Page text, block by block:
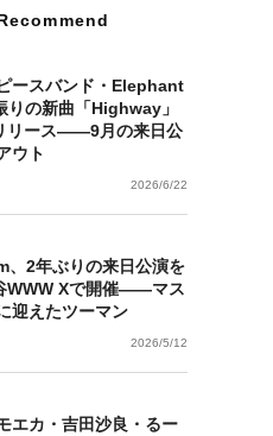
ースバンド・Elephant
りの新曲「Highway」
リース——9月の来日公
ウト
2026/6/22
2年ぶりの来日公演を
WWW Xで開催——マス
迎えたツーマン
2026/5/12
エカ・吉田沙良・るー